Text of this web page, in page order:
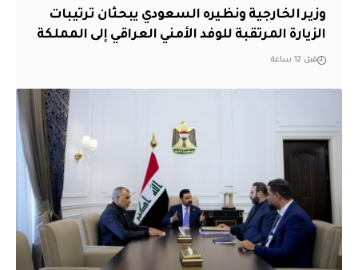
وزير الخارجية ونظيره السعودي يبحثان ترتيبات
الزيارة المرتقبة للوفد الأمني العراقي إلى المملكة
قبل 12 ساعة